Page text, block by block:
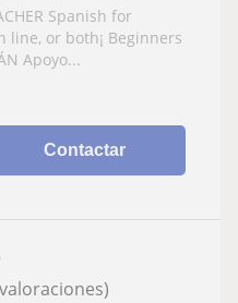
Spanish for
line, or both¡ Beginners
Apoyo...
Contactar